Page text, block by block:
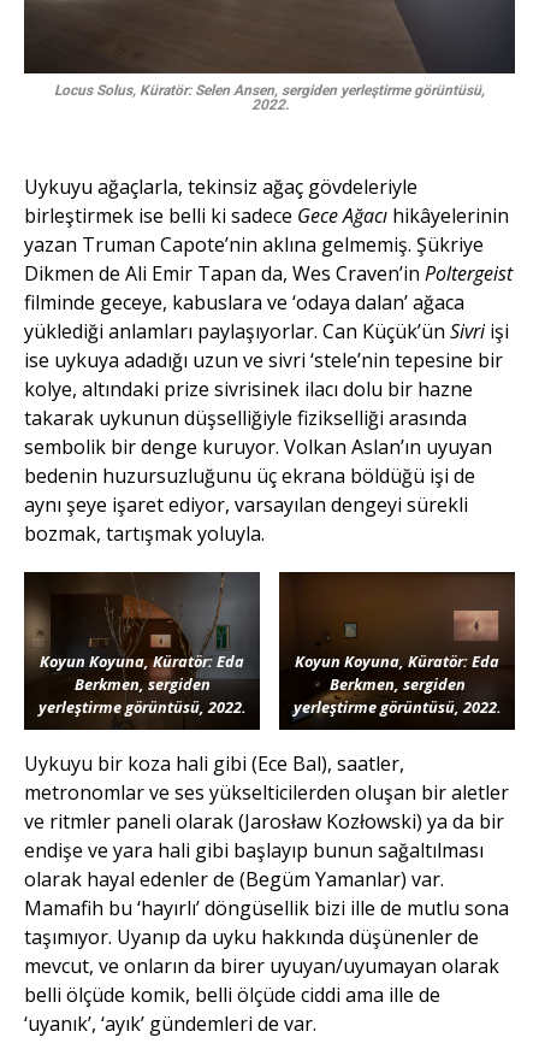
Locus Solus, Küratör: Selen Ansen, sergiden yerleştirme görüntüsü,
2022.
Uykuyu ağaçlarla, tekinsiz ağaç gövdeleriyle
birleştirmek ise belli ki sadece Gece Ağacı hikâyelerinin
yazan Truman Capote’nin aklına gelmemiş. Şükriye
Dikmen de Ali Emir Tapan da, Wes Craven’in Poltergeist
filminde geceye, kabuslara ve ‘odaya dalan’ ağaca
yüklediği anlamları paylaşıyorlar. Can Küçük’ün Sivriişi
ise uykuya adadığı uzun ve sivri ‘stele’nin tepesine bir
kolye, altındaki prize sivrisinek ilacı dolu bir hazne
takarak uykunun düşselliğiyle fizikselliği arasında
sembolik bir denge kuruyor. Volkan Aslan’ın uyuyan
bedenin huzursuzluğunu üç ekrana böldüğü işi de
aynı şeye işaret ediyor, varsayılan dengeyi sürekli
bozmak, tartışmak yoluyla.
Koyun Koyuna, Küratör: Eda
Berkmen, sergiden
yerleştirme görüntüsü, 2022.
Koyun Koyuna, Küratör: Eda
Berkmen, sergiden
yerleştirme görüntüsü, 2022.
Uykuyu bir koza hali gibi (Ece Bal), saatler,
metronomlar ve ses yükselticilerden oluşan bir aletler
ve ritmler paneli olarak (Jarosław Kozłowski) ya da bir
endişe ve yara hali gibi başlayıp bunun sağaltılması
olarak hayal edenler de (Begüm Yamanlar) var.
Mamafih bu ‘hayırlı’ döngüsellik bizi ille de mutlu sona
taşımıyor. Uyanıp da uyku hakkında düşünenler de
mevcut, ve onların da birer uyuyan/uyumayan olarak
belli ölçüde komik, belli ölçüde ciddi ama ille de
‘uyanık’, ‘ayık’ gündemleri de var.